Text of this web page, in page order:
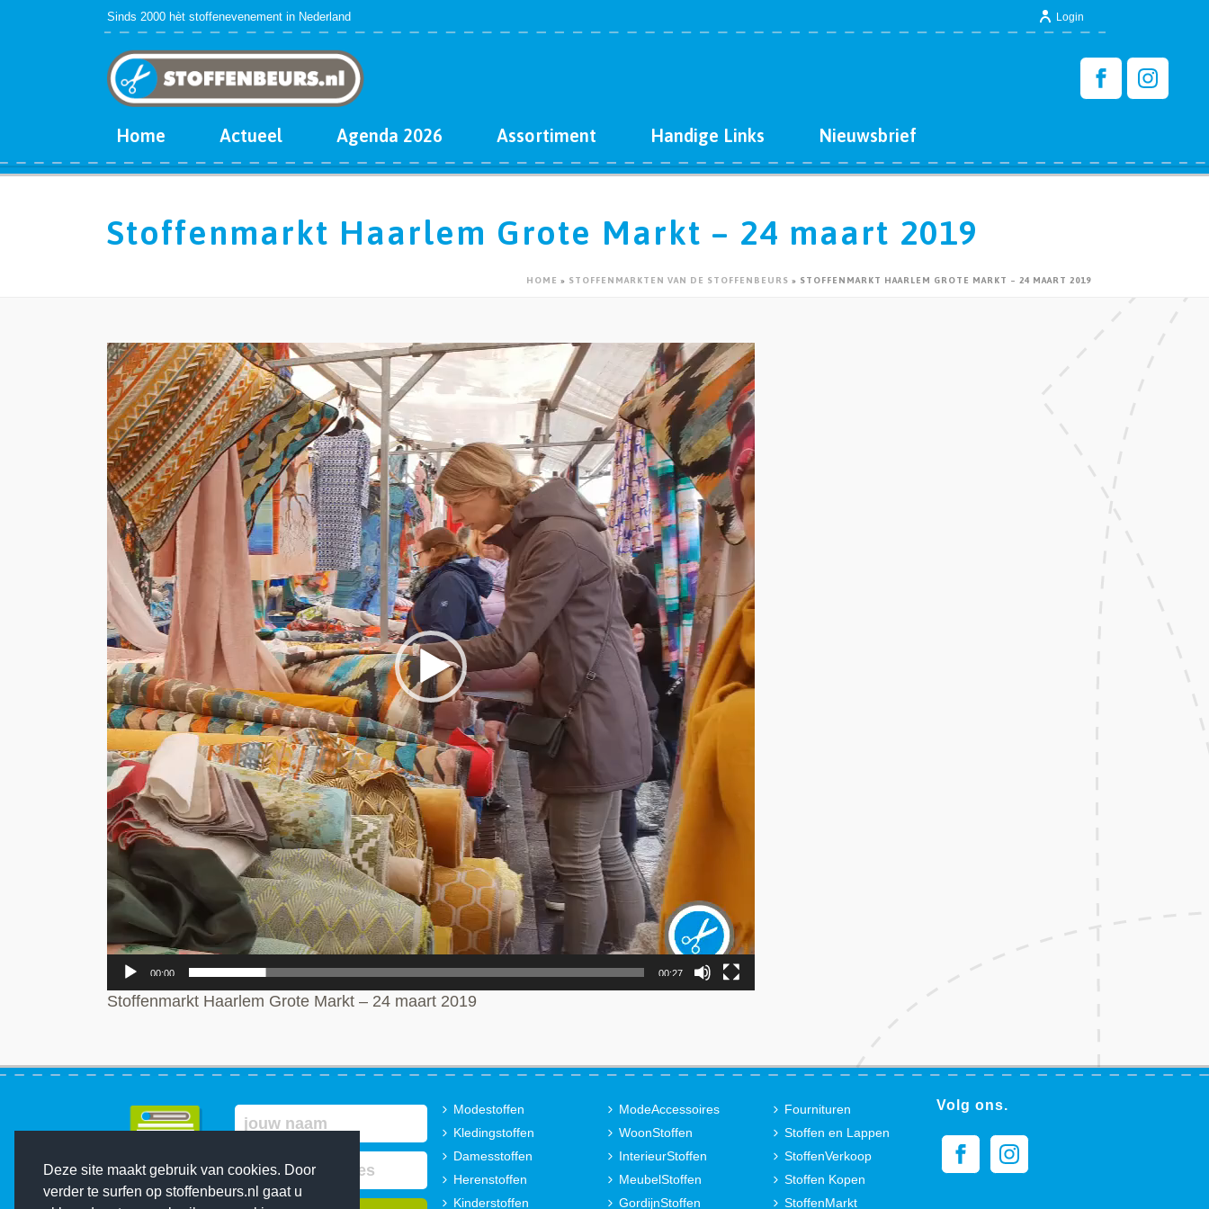
Deze site maakt gebruik van cookies. Door
verder te surfen op stoffenbeurs.nl gaat u
Sinds 2000 hèt stoffenevenement in Nederland Login
Home Actueel Agenda 2026 Assortiment Handige Links Nieuwsbrief
Stoffenmarkt Haarlem Grote Markt – 24 maart 2019
HOME » STOFFENMARKTEN VAN DE STOFFENBEURS » STOFFENMARKT HAARLEM GROTE MARKT – 24 MAART 2019
Videospeler
00:00 00:27
Stoffenmarkt Haarlem Grote Markt – 24 maart 2019
Modestoffen
Kledingstoffen
Damesstoffen
Herenstoffen
Kinderstoffen
ModeAccessoires
WoonStoffen
InterieurStoffen
MeubelStoffen
GordijnStoffen
Fournituren
Stoffen en Lappen
StoffenVerkoop
Stoffen Kopen
StoffenMarkt
Volg ons.